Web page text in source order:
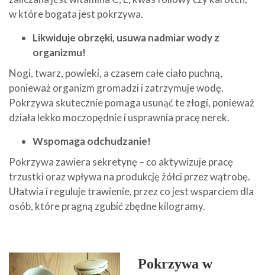
w które bogata jest pokrzywa.
Likwiduje obrzęki, usuwa nadmiar wody z
organizmu!
Nogi, twarz, powieki, a czasem całe ciało puchną,
ponieważ organizm gromadzi i zatrzymuje wodę.
Pokrzywa skutecznie pomaga usunąć te złogi, ponieważ
działa lekko moczopędnie i usprawnia pracę nerek.
Wspomaga odchudzanie!
Pokrzywa zawiera sekretynę – co aktywizuje pracę
trzustki oraz wpływa na produkcję żółci przez wątrobę.
Ułatwia i reguluje trawienie, przez co jest wsparciem dla
osób, które pragną zgubić zbędne kilogramy.
Pokrzywa w